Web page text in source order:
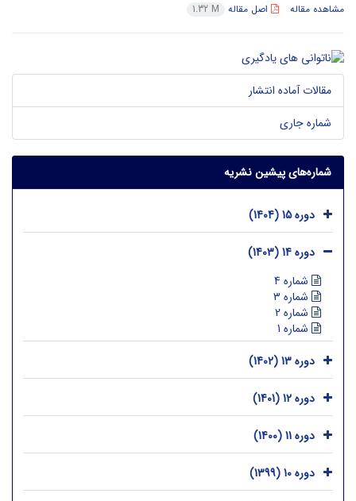
مشاهده مقاله اصل مقاله 1.32 M
مقالات آماده انتشار
شماره جاری
شماره‌های پیشین نشریه
دوره 15 (1404)
دوره 14 (1403)
شماره 4
شماره 3
شماره 2
شماره 1
دوره 13 (1402)
دوره 12 (1401)
دوره 11 (1400)
دوره 10 (1399)